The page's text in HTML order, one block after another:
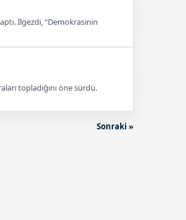
İlgezdi, “Demokrasinin
topladığını öne sürdü.
Sonraki »